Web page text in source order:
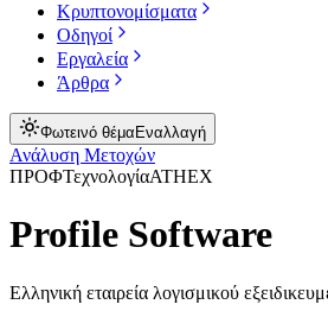
Κρυπτονομίσματα
Οδηγοί
Εργαλεία
Άρθρα
Φωτεινό θέμα Εναλλαγή
Ανάλυση Μετοχών
ΠΡΟΦΤεχνολογίαATHEX
Profile Software
Ελληνική εταιρεία λογισμικού